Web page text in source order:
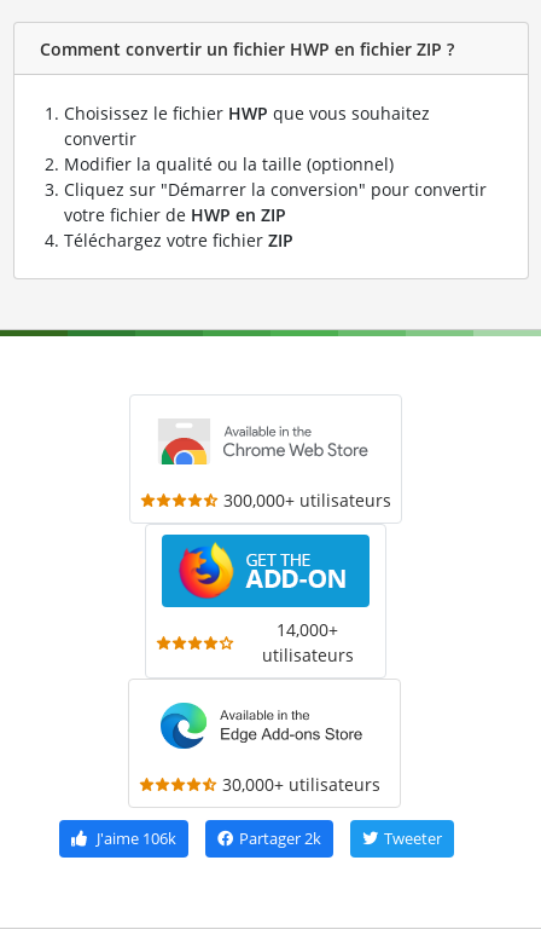
Comment convertir un fichier HWP en fichier ZIP ?
Choisissez le fichier HWP que vous souhaitez
convertir
Modifier la qualité ou la taille (optionnel)
Cliquez sur "Démarrer la conversion" pour convertir
votre fichier de HWP en ZIP
Téléchargez votre fichier ZIP
300,000+ utilisateurs
14,000+
utilisateurs
30,000+ utilisateurs
J'aime106k Partager2k Tweeter